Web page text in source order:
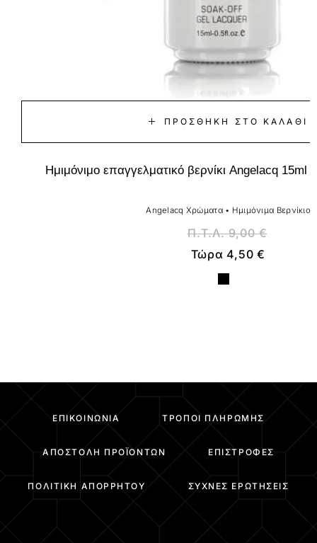
ΠΡΟΣΘΉΚΗ ΣΤΟ ΚΑΛΆΘΙ
Ημιμόνιμο επαγγελματικό βερνίκι Angelacq
Angelacq Χρώματα• Ημιμόνιμα Βερνίκια
Π.Τ.Λ.9,00€
Τώρα 4,50€
ΕΠΙΚΟΙΝΩΝΊΑ ΤΡΌΠΟΙ ΠΛΗΡΩΜΉΣ
ΑΠΟΣΤΟΛΉ ΠΡΟΪΌΝΤΩΝ ΕΠΙΣΤΡΟΦΈΣ
ΠΟΛΙΤΙΚΉ ΑΠΟΡΡΉΤΟΥ ΣΥΧΝΈΣ ΕΡΩΤΉΣΕΙΣ